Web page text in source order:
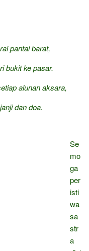
pantai barat,
bukit ke pasar.
alunan aksara,
dan doa.
Se
mo
ga
per
isti
wa
sa
str
a